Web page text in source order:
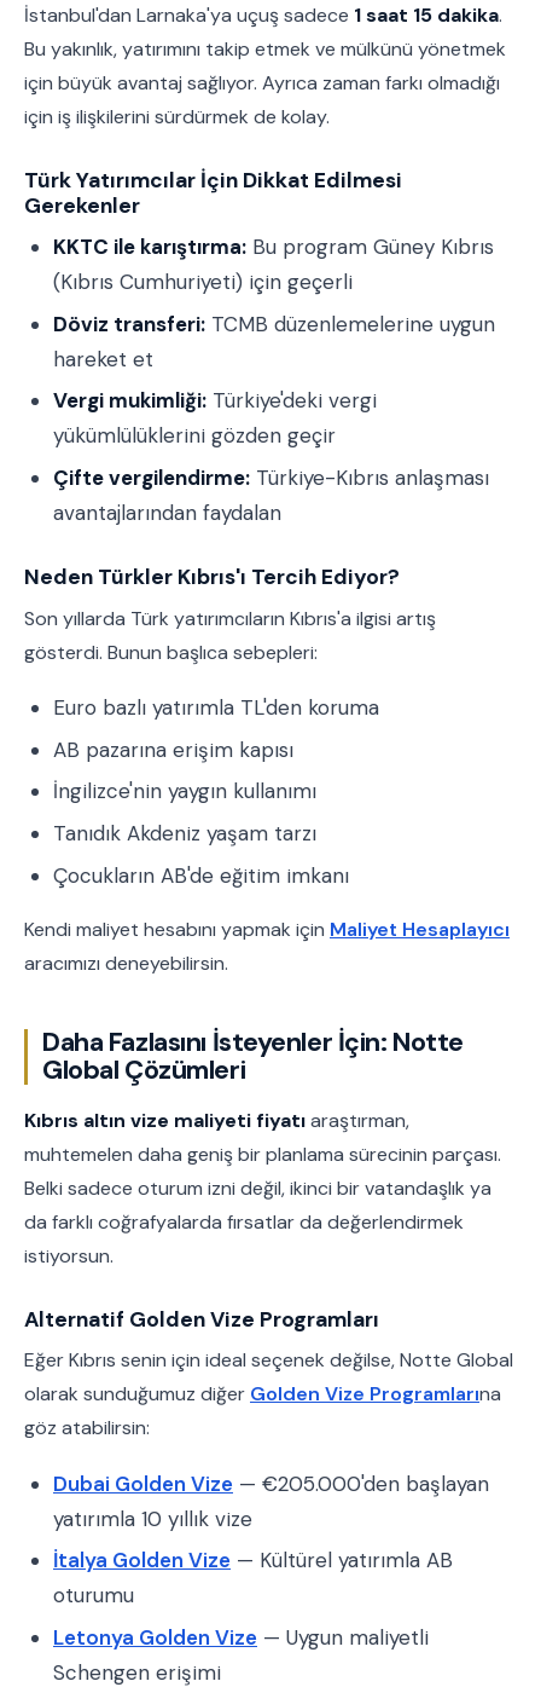
İstanbul'dan Larnaka'ya uçuş sadece 1 saat 15 dakika.
Bu yakınlık, yatırımını takip etmek ve mülkünü yönetmek
için büyük avantaj sağlıyor. Ayrıca zaman farkı olmadığı
için iş ilişkilerini sürdürmek de kolay.
Türk Yatırımcılar İçin Dikkat Edilmesi
Gerekenler
KKTC ile karıştırma: Bu program Güney Kıbrıs
(Kıbrıs Cumhuriyeti) için geçerli
Döviz transferi: TCMB düzenlemelerine uygun
hareket et
Vergi mukimliği: Türkiye'deki vergi
yükümlülüklerini gözden geçir
Çifte vergilendirme: Türkiye-Kıbrıs anlaşması
avantajlarından faydalan
Neden Türkler Kıbrıs'ı Tercih Ediyor?
Son yıllarda Türk yatırımcıların Kıbrıs'a ilgisi artış
gösterdi. Bunun başlıca sebepleri:
Euro bazlı yatırımla TL'den koruma
AB pazarına erişim kapısı
İngilizce'nin yaygın kullanımı
Tanıdık Akdeniz yaşam tarzı
Çocukların AB'de eğitim imkanı
Kendi maliyet hesabını yapmak için Maliyet Hesaplayıcı
aracımızı deneyebilirsin.
Daha Fazlasını İsteyenler İçin: Notte
Global Çözümleri
Kıbrıs altın vize maliyeti fiyatıaraştırman,
muhtemelen daha geniş bir planlama sürecinin parçası.
Belki sadece oturum izni değil, ikinci bir vatandaşlık ya
da farklı coğrafyalarda fırsatlar da değerlendirmek
istiyorsun.
Alternatif Golden Vize Programları
Eğer Kıbrıs senin için ideal seçenek değilse, Notte Global
olarak sunduğumuz diğer Golden Vize Programlarına
göz atabilirsin:
Dubai Golden Vize — €205.000'den başlayan
yatırımla 10 yıllık vize
İtalya Golden Vize — Kültürel yatırımla AB
oturumu
Letonya Golden Vize — Uygun maliyetli
Schengen erişimi